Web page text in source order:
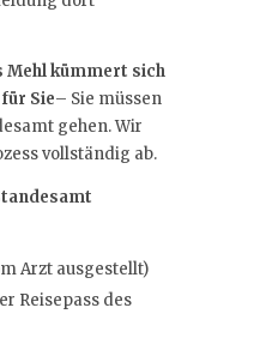
Mehl kümmert sich
Sie– Sie müssen
gehen. Wir
vollständig ab.
Arzt ausgestellt)
Reisepass des